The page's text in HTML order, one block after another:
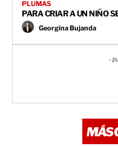
PLUMAS
PARA CRIAR A UN NIÑO
Georgina Bujanda
-
MÁS